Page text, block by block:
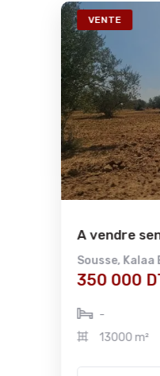
VENTE
A vendre senia de
Kalaa El Kebira
350 000 DT
13000 m²